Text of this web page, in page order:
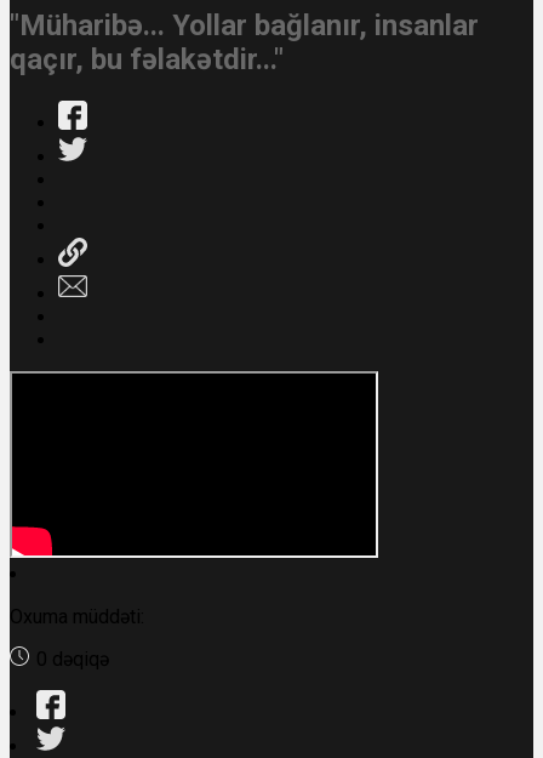
"Müharibə... Yollar bağlanır, insanlar
qaçır, bu fəlakətdir..."
Oxuma müddəti:
0 dəqiqə